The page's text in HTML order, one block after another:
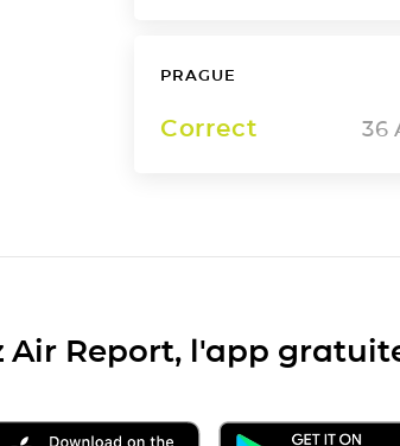
PRAGUE
Correct 36
Air Report, l'app